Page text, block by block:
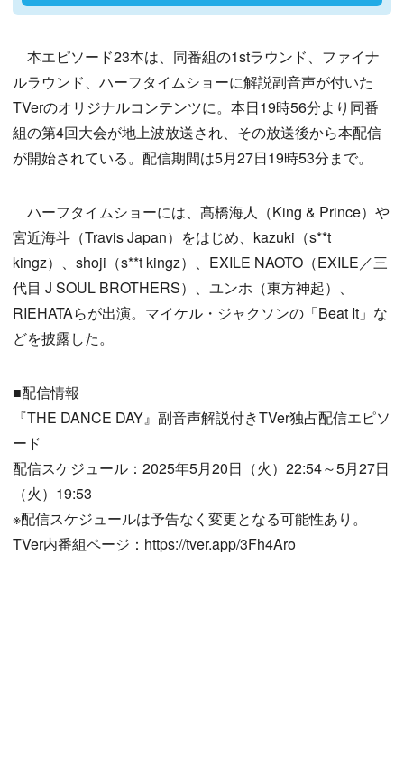
本エピソード23本は、同番組の1stラウンド、ファイナ
ルラウンド、ハーフタイムショーに解説副音声が付いた
TVerのオリジナルコンテンツに。本日19時56分より同番
組の第4回大会が地上波放送され、その放送後から本配信
が開始されている。配信期間は5月27日19時53分まで。
ハーフタイムショーには、髙橋海人（King & Prince）や
宮近海斗（Travis Japan）をはじめ、kazuki（s**t
kingz）、shoji（s**t kingz）、EXILE NAOTO（EXILE／三
代目 J SOUL BROTHERS）、ユンホ（東方神起）、
RIEHATAらが出演。マイケル・ジャクソンの「Beat It」な
どを披露した。
■配信情報
『THE DANCE DAY』副音声解説付きTVer独占配信エピソ
ード
配信スケジュール：2025年5月20日（火）22:54～5月27日
（火）19:53
※配信スケジュールは予告なく変更となる可能性あり。
TVer内番組ページ：https://tver.app/3Fh4Aro